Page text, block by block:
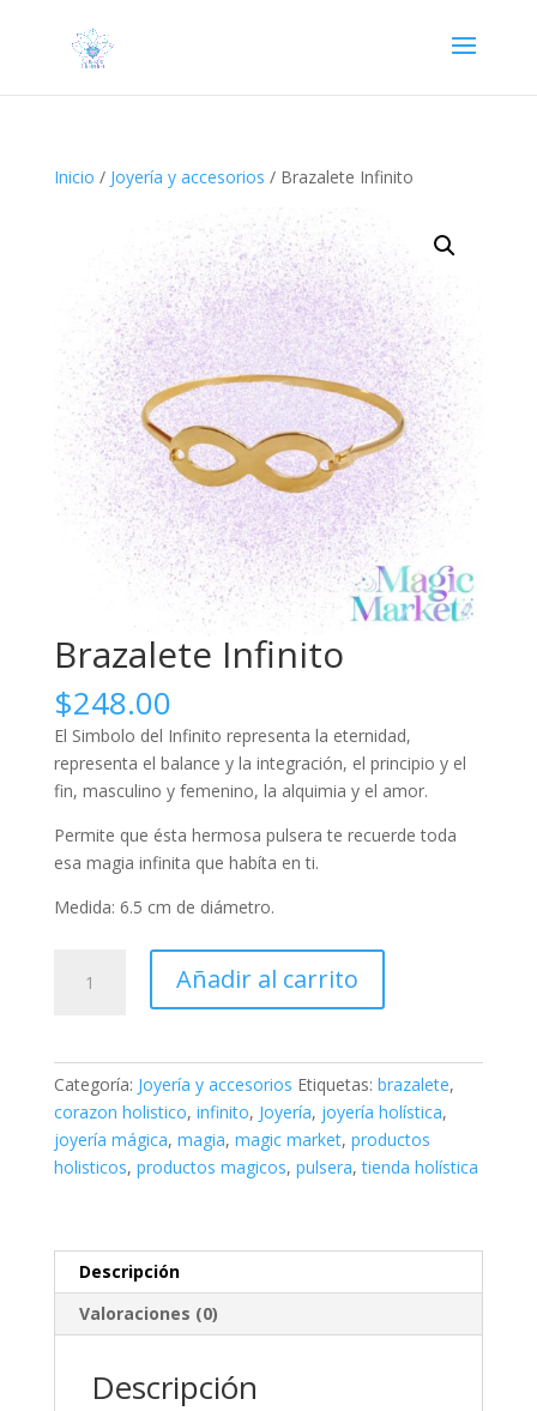
Inicio / Joyería y accesorios / Brazalete Infinito
Brazalete Infinito
$248.00
El Simbolo del Infinito representa la eternidad,
representa el balance y la integración, el principio y el
fin, masculino y femenino, la alquimia y el amor.
Permite que ésta hermosa pulsera te recuerde toda
esa magia infinita que habíta en ti.
Medida: 6.5 cm de diámetro.
Infinito
Añadir al carrito
Categoría: Joyería y accesorios Etiquetas: brazalete,
corazon holistico, infinito, Joyería, joyería holística,
joyería mágica, magia, magic market, productos
holisticos, productos magicos, pulsera,tienda holística
Descripción
Valoraciones (0)
Descripción